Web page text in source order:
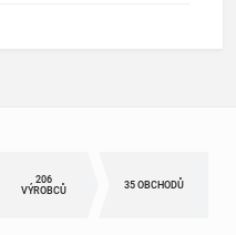
206
VÝROBCŮ
35 OBCHODŮ